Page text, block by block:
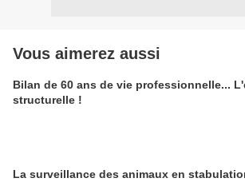
Vous aimerez aussi
Bilan de 60 ans de vie professionnelle...
structurelle !
La surveillance des animaux en